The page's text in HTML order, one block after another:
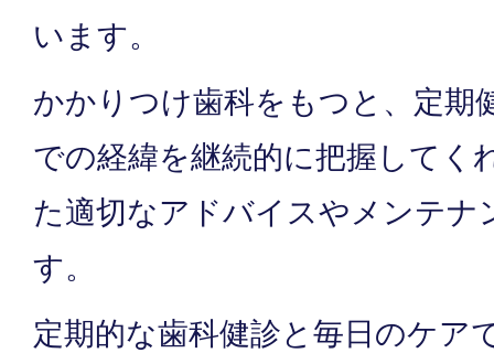
います。
かかりつけ歯科をもつと、定期
での経緯を継続的に把握してく
た適切なアドバイスやメンテナ
す。
定期的な歯科健診と毎日のケア